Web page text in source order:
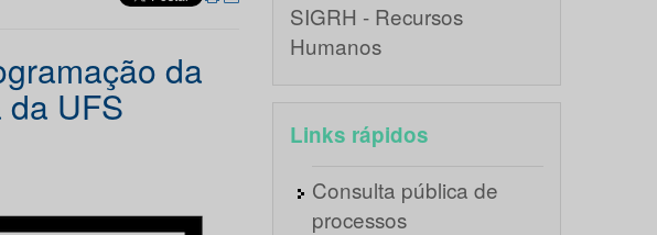
da
UFS
SIGRH - Recursos
Humanos
Links rápidos
Consulta pública de
processos